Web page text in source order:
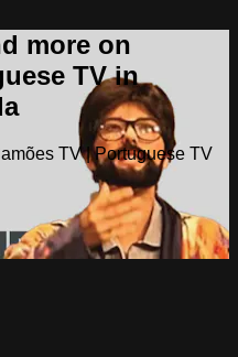
more on
TV in
TV | Portuguese TV